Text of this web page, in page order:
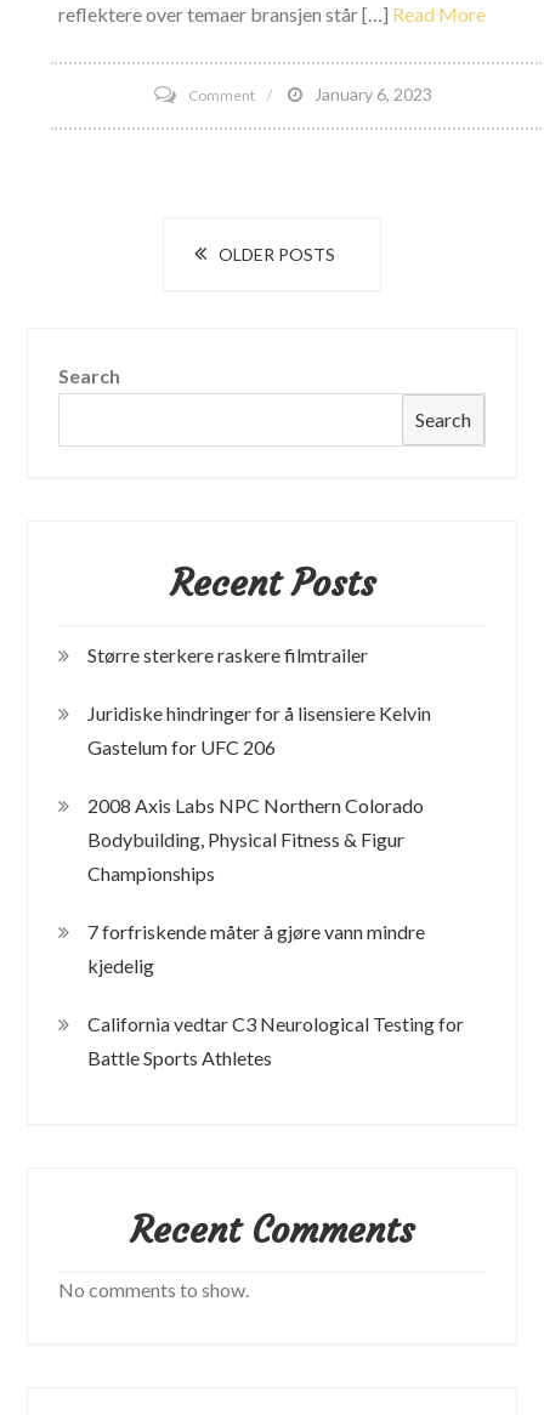
reflektere over temaer bransjen står […] Read More
Commenton
Global
rett
January 6, 2023
OLDER POSTS
Search
Search
Recent Posts
Større sterkere raskere filmtrailer
Juridiske hindringer for å lisensiere Kelvin
Gastelum for UFC 206
2008 Axis Labs NPC Northern Colorado
Bodybuilding, Physical Fitness & Figur
Championships
7 forfriskende måter å gjøre vann mindre
kjedelig
California vedtar C3 Neurological Testing for
Battle Sports Athletes
Recent Comments
No comments to show.